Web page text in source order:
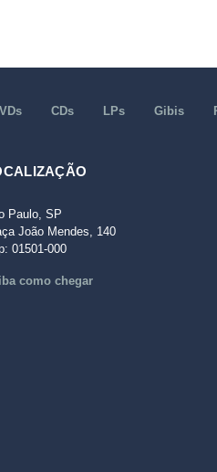
CDs LPs Gibis
Paulo, SP
João Mendes, 140
01501-000
como chegar